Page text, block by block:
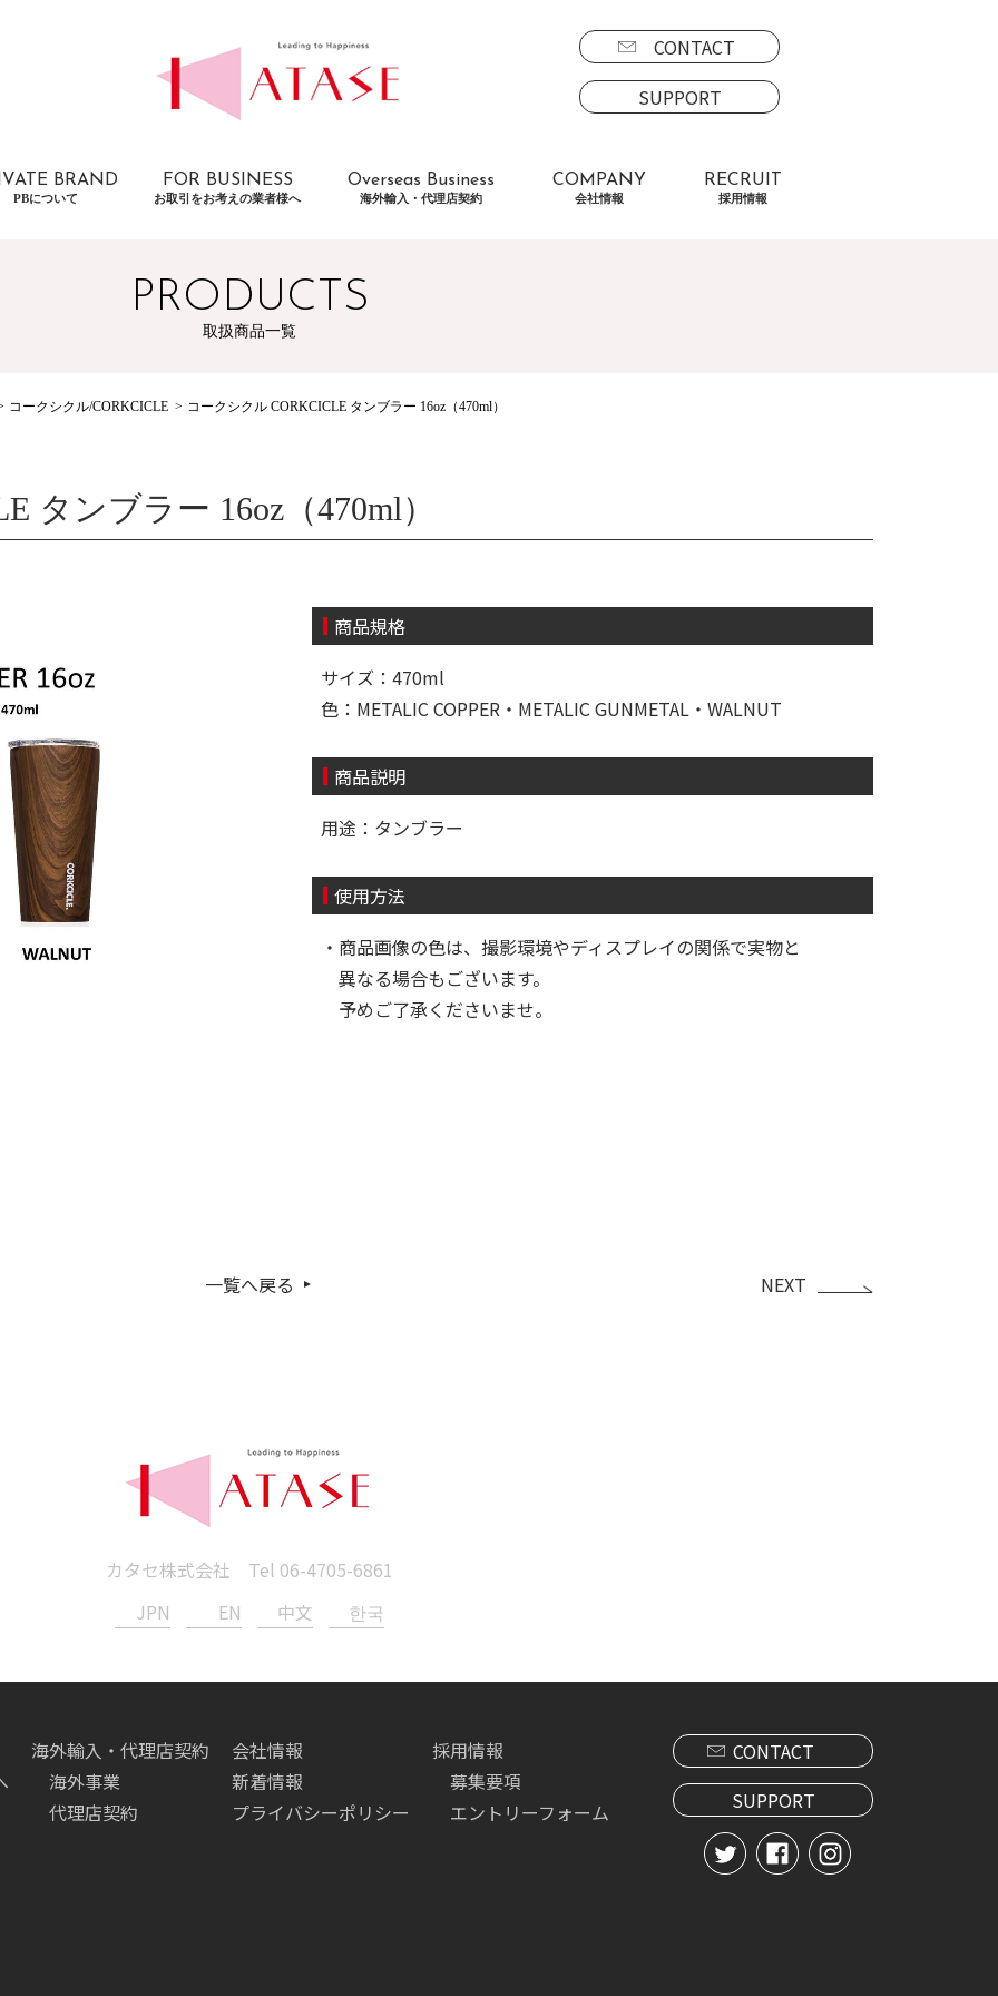
CONTACT
SUPPORT
BRAND
PBについて
FOR BUSINESS
お取引をお考えの業者様へ
Overseas Business
海外輸入・代理店契約
COMPANY
会社情報
RECRUIT
採用情報
PRODUCTS
取扱商品一覧
コークシクル/CORKCICLE コークシクル CORKCICLE タンブラー 16oz（470ml）
タンブラー 16oz（470ml）
商品規格
サイズ：470ml
色：METALIC COPPER・METALIC GUNMETAL・WALNUT
商品説明
用途：タンブラー
使用方法
・商品画像の色は、撮影環境やディスプレイの関係で実物と
異なる場合もございます。
予めご了承くださいませ。
一覧へ戻る NEXT
カタセ株式会社 Tel 06-4705-6861
JPN
EN 中文 한국
海外輸入・代理店契約
海外事業
代理店契約
会社情報
新着情報
プライバシーポリシー
採用情報
募集要項
エントリーフォーム
CONTACT
SUPPORT